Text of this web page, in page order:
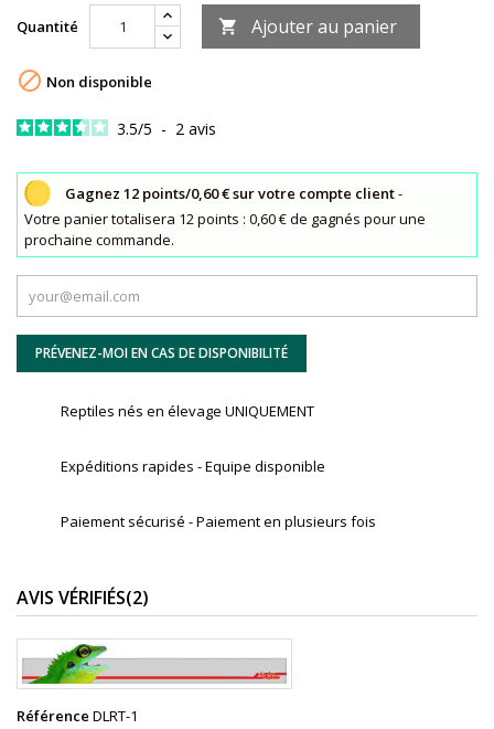
Quantité  Ajouter au panier
 Non disponible
3.5/5 - 2 avis
Gagnez 12 points/0,60 € sur votre compte client-
Votre panier totalisera 12 points : 0,60 € de gagnés pour une
prochaine commande.
PRÉVENEZ-MOI EN CAS DE DISPONIBILITÉ
Reptiles nés en élevage UNIQUEMENT
Expéditions rapides - Equipe disponible
Paiement sécurisé - Paiement en plusieurs fois
AVIS VÉRIFIÉS(2)
Référence DLRT-1